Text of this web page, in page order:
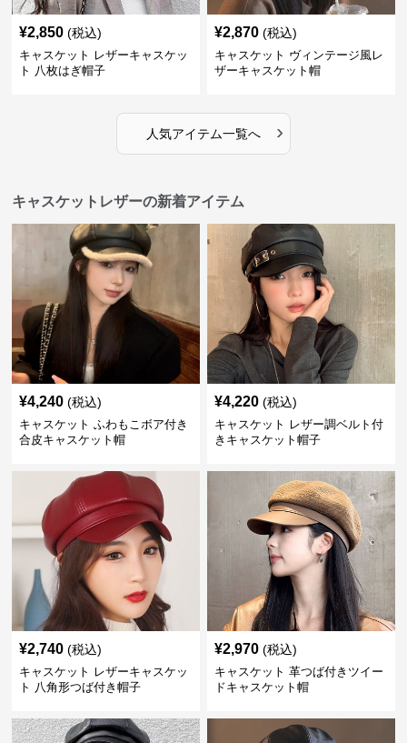
¥2,850 (税込)
キャスケット レザーキャスケッ
ト 八枚はぎ帽子
¥2,870 (税込)
キャスケット ヴィンテージ風レ
ザーキャスケット帽
人気アイテム一覧へ ›
キャスケットレザーの新着アイテム
¥4,240 (税込)
キャスケット ふわもこボア付き
合皮キャスケット帽
¥4,220 (税込)
キャスケット レザー調ベルト付
きキャスケット帽子
¥2,740 (税込)
キャスケット レザーキャスケッ
ト 八角形つば付き帽子
¥2,970 (税込)
キャスケット 革つば付きツイー
ドキャスケット帽